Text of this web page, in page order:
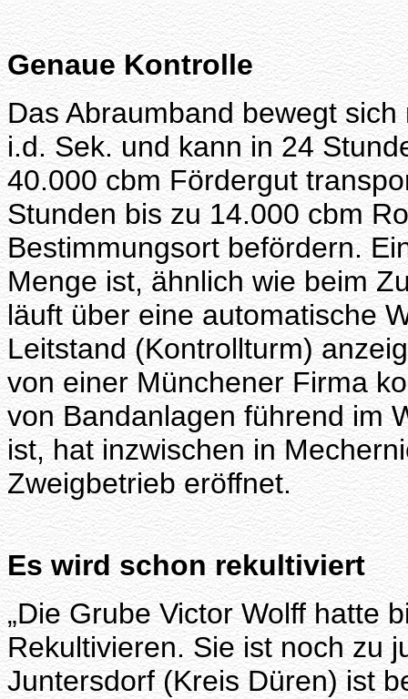
Genaue Kontrolle
Das Abraumband bewegt
i.d. Sek. und kann in 24
40.000 cbm Fördergut
Stunden bis zu 14.000 cbm
Bestimmungsort befördern.
Menge ist, ähnlich wie beim
läuft über eine automatische
Leitstand (Kontrollturm)
von einer Münchener Firma
von Bandanlagen führend im
ist, hat inzwischen in
Zweigbetrieb eröffnet.
Es wird schon rekultiviert
„Die Grube Victor Wolff hatte
Rekultivieren. Sie ist noch zu
Juntersdorf (Kreis Düren) ist